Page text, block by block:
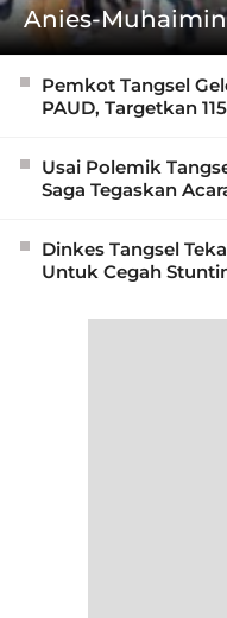
Anies-Muhaimin
Pemkot Tangsel
PAUD, Targetkan
Usai Polemik
Saga Tegaskan
Dinkes Tangsel
Untuk Cegah